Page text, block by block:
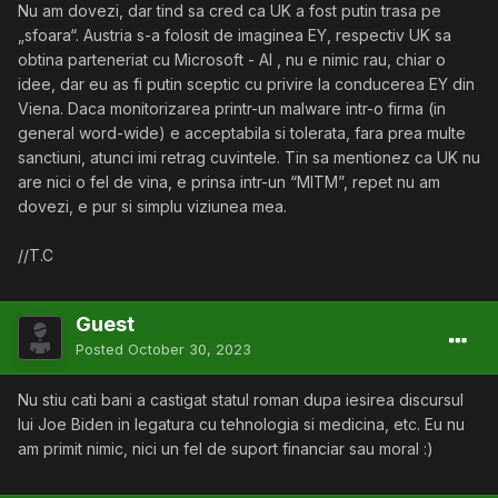
Nu am dovezi, dar tind sa cred ca UK a fost putin trasa pe
„sfoara“. Austria s-a folosit de imaginea EY, respectiv UK sa
obtina parteneriat cu Microsoft - AI , nu e nimic rau, chiar o
idee, dar eu as fi putin sceptic cu privire la conducerea EY din
Viena. Daca monitorizarea printr-un malware intr-o firma (in
general word-wide) e acceptabila si tolerata, fara prea multe
sanctiuni, atunci imi retrag cuvintele. Tin sa mentionez ca UK nu
are nici o fel de vina, e prinsa intr-un “MITM”, repet nu am
dovezi, e pur si simplu viziunea mea.
//T.C
Guest
Posted October 30, 2023
Nu stiu cati bani a castigat statul roman dupa iesirea discursul
lui Joe Biden in legatura cu tehnologia si medicina, etc. Eu nu
am primit nimic, nici un fel de suport financiar sau moral :)